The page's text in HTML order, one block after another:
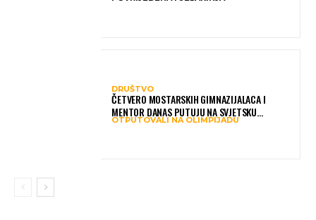
DRUŠTVO
ČETVERO MOSTARSKIH GIMNAZIJALACA I
MENTOR DANAS PUTUJU NA SVJETSKU
OLIMPIJADU IZ AI: PREDSTAVLJAT ĆE BIH MEĐU
OTPUTOVALI NA OLIMPIJADU